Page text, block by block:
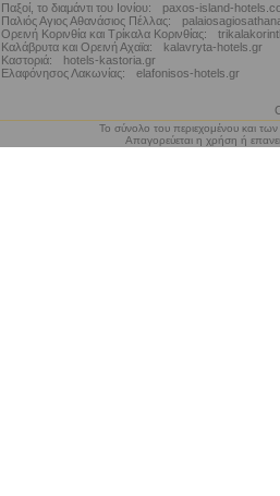
Παξοί, το διαμάντι του Ιονίου:
paxos-island-
Παλιός Αγιος Αθανάσιος Πέλλας:
Ορεινή Κορινθία και Τρίκαλα Κορινθίας:
Καλάβρυτα και Ορεινή Αχαϊα:
kalavryta-hotels.gr
Καστοριά:
hotels-kastoria.gr
Ελαφόνησος Λακωνίας:
elafonisos-hotels.gr
Το σύνολο του περιεχομένου και
Απαγορεύεται η χρήση ή